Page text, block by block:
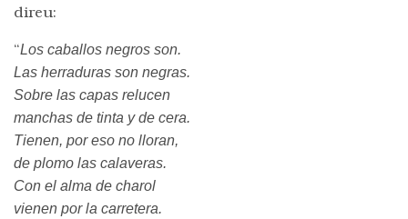
direu:
“Los caballos negros son.
Las herraduras son negras.
Sobre las capas relucen
manchas de tinta y de cera.
Tienen, por eso no lloran,
de plomo las calaveras.
Con el alma de charol
vienen por la carretera.